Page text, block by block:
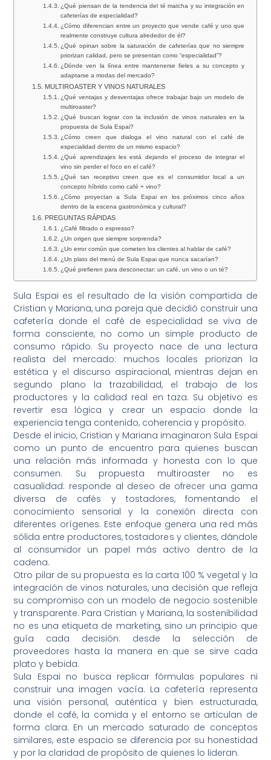
¿Qué piensan de la tendencia del té matcha y su integración en
cafeterías de especialidad?
¿Cómo diferencian entre un proyecto que vende café y uno que
realmente construye cultura alrededor de él?
¿Qué opinan sobre la saturación de cafeterías que no siempre
priorizan calidad, pero se presentan como “especialidad”?
¿Dónde ven la línea entre mantenerse fieles a su concepto y
adaptarse a modas del mercado?
MULTIROASTER Y VINOS NATURALES
¿Qué ventajas y desventajas ofrece trabajar bajo un modelo de
multiroaster?
¿Qué buscan lograr con la inclusión de vinos naturales en la
propuesta de Sula Espai?
¿Cómo creen que dialoga el vino natural con el café de
especialidad dentro de un mismo espacio?
¿Qué aprendizajes les está dejando el proceso de integrar el
vino sin perder el foco en el café?
¿Qué tan receptivo creen que es el consumidor local a un
concepto híbrido como café + vino?
¿Cómo proyectan a Sula Espai en los próximos cinco años
dentro de la escena gastronómica y cultural?
PREGUNTAS RÁPIDAS
¿Café filtrado o espresso?
¿Un origen que siempre sorprenda?
¿Un error común que cometen los clientes al hablar de café?
¿Un plato del menú de Sula Espai que nunca sacarían?
¿Qué prefieren para desconectar: un café, un vino o un té?
Sula Espai es el resultado de la visión compartida de
Cristian y Mariana, una pareja que decidió construir una
cafetería donde el café de especialidad se viva de
forma consciente, no como un simple producto de
consumo rápido. Su proyecto nace de una lectura
realista del mercado: muchos locales priorizan la
estética y el discurso aspiracional, mientras dejan en
segundo plano la trazabilidad, el trabajo de los
productores y la calidad real en taza. Su objetivo es
revertir esa lógica y crear un espacio donde la
experiencia tenga contenido, coherencia y propósito.
Desde el inicio, Cristian y Mariana imaginaron Sula Espai
como un punto de encuentro para quienes buscan
una relación más informada y honesta con lo que
consumen. Su propuesta multiroaster no es
casualidad: responde al deseo de ofrecer una gama
diversa de cafés y tostadores, fomentando el
conocimiento sensorial y la conexión directa con
diferentes orígenes. Este enfoque genera una red más
sólida entre productores, tostadores y clientes, dándole
al consumidor un papel más activo dentro de la
cadena.
Otro pilar de su propuesta es la carta 100 % vegetal y la
integración de vinos naturales, una decisión que refleja
su compromiso con un modelo de negocio sostenible
y transparente. Para Cristian y Mariana, la sostenibilidad
no es una etiqueta de marketing, sino un principio que
guía cada decisión: desde la selección de
proveedores hasta la manera en que se sirve cada
plato y bebida.
Sula Espai no busca replicar fórmulas populares ni
construir una imagen vacía. La cafetería representa
una visión personal, auténtica y bien estructurada,
donde el café, la comida y el entorno se articulan de
forma clara. En un mercado saturado de conceptos
similares, este espacio se diferencia por su honestidad
y por la claridad de propósito de quienes lo lideran.